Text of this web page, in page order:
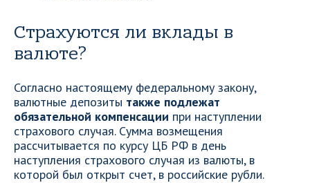
Страхуются ли вклады в
валюте?
Согласно настоящему федеральному закону,
валютные депозиты также подлежат
обязательной компенсации при наступлении
страхового случая. Сумма возмещения
рассчитывается по курсу ЦБ РФ в день
наступления страхового случая из валюты, в
которой был открыт счет, в российские рубли.